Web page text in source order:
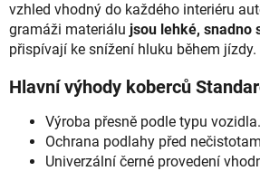
vzhled vhodný do každého interiéru
gramáži materiálu jsou lehké, snadno
přispívají ke snížení hluku během jízdy.
Hlavní výhody koberců
Výroba přesně podle typu vozidla.
Ochrana podlahy před
Univerzální černé provedení